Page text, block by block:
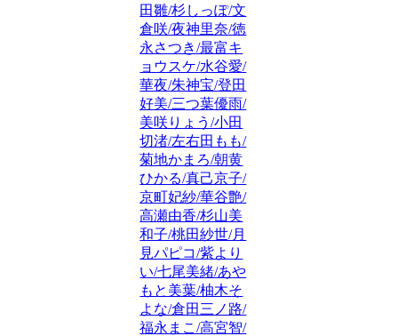
田雛/杉しっぽ/文
倉咲/夜神里奈/徳
永さつき/最富キ
ョウスケ/水谷愛/
華夜/朱神宝/登田
好美/三つ葉優雨/
美咲りょう/小田
切渚/左右田もも/
菊地かまろ/朝黄
ひかる/真己京子/
京町妃紗/華谷艶/
高瀬由香/杉山美
和子/桃田紗世/月
見パピコ/紫より
い/七尾美緒/あや
もと美葉/柚木そ
よな/倉田三ノ路/
福永まこ/高宮智/